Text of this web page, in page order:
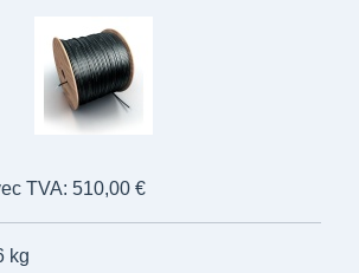
TVA: 510,00 €
kg